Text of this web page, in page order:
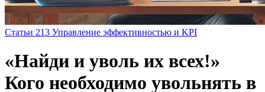
Статьи 213 Управление эффективностью и KPI
«Найди и уволь их всех!»
Кого необходимо увольнять в